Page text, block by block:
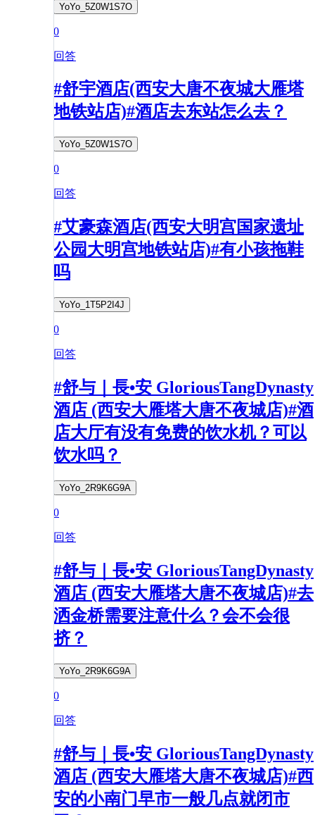
YoYo_5Z0W1S7O
0
回答
#舒宇酒店(西安大唐不夜城大雁塔
地铁站店)#酒店去东站怎么去？
YoYo_5Z0W1S7O
0
回答
#艾豪森酒店(西安大明宫国家遗址
公园大明宫地铁站店)#有小孩拖鞋
吗
YoYo_1T5P2I4J
0
回答
#舒与｜長•安 GloriousTangDynasty
酒店 (西安大雁塔大唐不夜城店)#酒
店大厅有没有免费的饮水机？可以
饮水吗？
YoYo_2R9K6G9A
0
回答
#舒与｜長•安 GloriousTangDynasty
酒店 (西安大雁塔大唐不夜城店)#去
洒金桥需要注意什么？会不会很
挤？
YoYo_2R9K6G9A
0
回答
#舒与｜長•安 GloriousTangDynasty
酒店 (西安大雁塔大唐不夜城店)#西
安的小南门早市一般几点就闭市